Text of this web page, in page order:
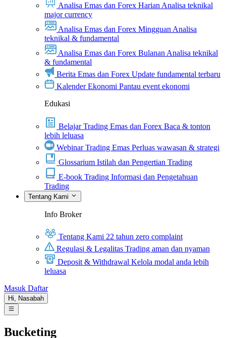
Analisa Emas dan Forex Harian Analisa teknikal
major currency
Analisa Emas dan Forex Mingguan Analisa
teknikal & fundamental
Analisa Emas dan Forex Bulanan Analisa teknikal
& fundamental
Berita Emas dan Forex Update fundamental terbaru
Kalender Ekonomi Pantau event ekonomi
Edukasi
Belajar Trading Emas dan Forex Baca & tonton
lebih leluasa
Webinar Trading Emas Perluas wawasan & strategi
Glossarium Istilah dan Pengertian Trading
E-book Trading Informasi dan Pengetahuan
Trading
Tentang Kami
Info Broker
Tentang Kami 22 tahun zero complaint
Regulasi & Legalitas Trading aman dan nyaman
Deposit & Withdrawal Kelola modal anda lebih
leluasa
Masuk Daftar
Hi, Nasabah
Bucketing